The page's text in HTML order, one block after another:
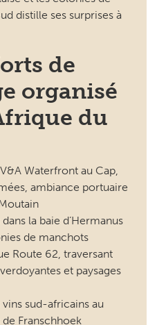
de
organisé
du
Waterfront au Cap,
ambiance portuaire
la baie d’Hermanus
de manchots
Route 62, traversant
et paysages
sud-africains au
Franschhoek
route côtière de
la pointe la plus au